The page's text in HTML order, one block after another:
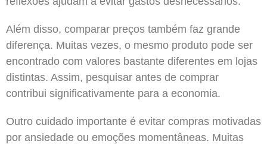
Além disso, comparar preços também faz grande
diferença. Muitas vezes, o mesmo produto pode ser
encontrado com valores bastante diferentes em lojas
distintas. Assim, pesquisar antes de comprar
contribui significativamente para a economia.
Outro cuidado importante é evitar compras motivadas
por ansiedade ou emoções momentâneas. Muitas